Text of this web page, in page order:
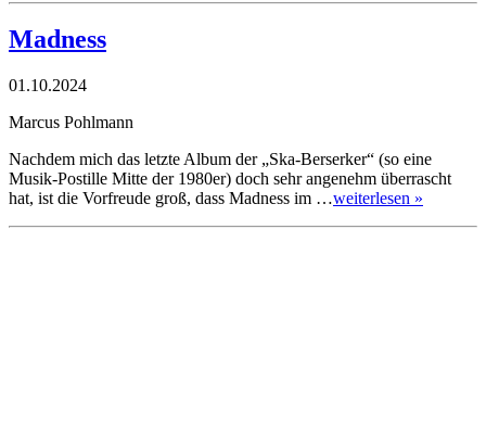
Madness
01.10.2024
Marcus Pohlmann
Nachdem mich das letzte Album der „Ska-Berserker“ (so eine
Musik-Postille Mitte der 1980er) doch sehr angenehm überrascht
hat, ist die Vorfreude groß, dass Madness im …weiterlesen »